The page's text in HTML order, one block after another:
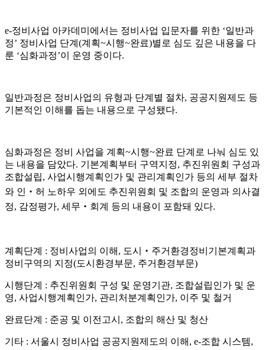
e-정비사업 아카데미에서는 정비사업 입문자를 위한 ‘일반과
정’ 정비사업 단계 (계획~시행~완료)별로 심도 깊은 내용을 다
룬 ‘심화과정’이 운영 중이다.
일반과정은 정비사업의 유형과 단계별 절차, 공공지원제도 등
기본적인 이해를 돕는 내용으로 구성됐다.
심화과정은 정비 사업을 계획~시행~완료 단계로 나눠 심도 있
는 내용을 담았다. 기본계획부터 구역지정, 추진위원회 구성과
조합설립, 사업시행계획인가 및 관리계획인가 등의 세부 절차
와 인 ‧ 허 노하우 외에도 추진위원회 및 조합의 운영과 의사결
정, 감정평가, 세무 ‧ 회계 등의 내용이 포함돼 있다.
계획단계 : 정비사업의 이해 , 도시 ‧ 주거환경정비기본계획과
정비구역의 지정(도시환경부문, 주거환경부문)
시행단계 : 추진위원회 구성 및 운영기관, 조합설립인가 및 운
영, 사업시행계획인가, 관리처분계획인가, 이주 및 철거
완료단계 : 준공 및 이전고시 , 조합의 해산 및 청산
기타 : 서울시 정비사업 공공지원제도의 이해 , e-조합 시스템,